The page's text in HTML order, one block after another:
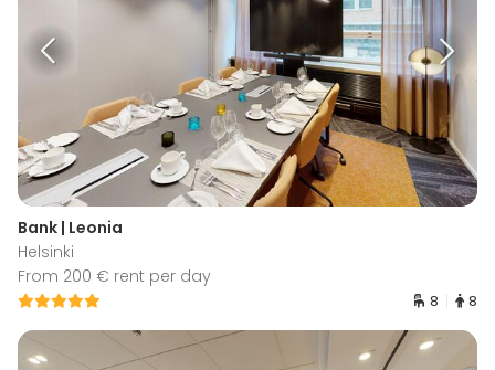
Bank | Leonia
Helsinki
From 200 € rent per day
8 8